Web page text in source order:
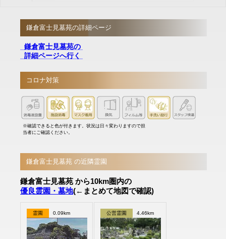
鎌倉富士見墓苑の詳細ページ
鎌倉富士見墓苑の
詳細ページへ行く
コロナ対策
※確認できると色が付きます。状況は日々変わりますので担
当者にご確認ください。
鎌倉富士見墓苑 の近隣霊園
鎌倉富士見墓苑 から10km圏内の
優良霊園・墓地(←まとめて地図で確認)
霊園 0.09km 公営霊園 4.46km